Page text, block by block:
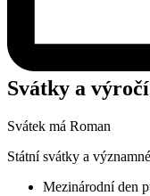
Svátky a výročí
Svátek má Roman
Státní svátky a
Mezinárodní den